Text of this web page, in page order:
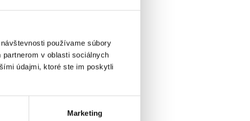
používame súbory
v oblasti sociálnych
údajmi, ktoré ste im poskytli
Marketing